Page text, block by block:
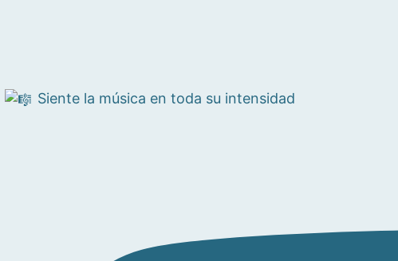
Siente la música en toda su intensidad